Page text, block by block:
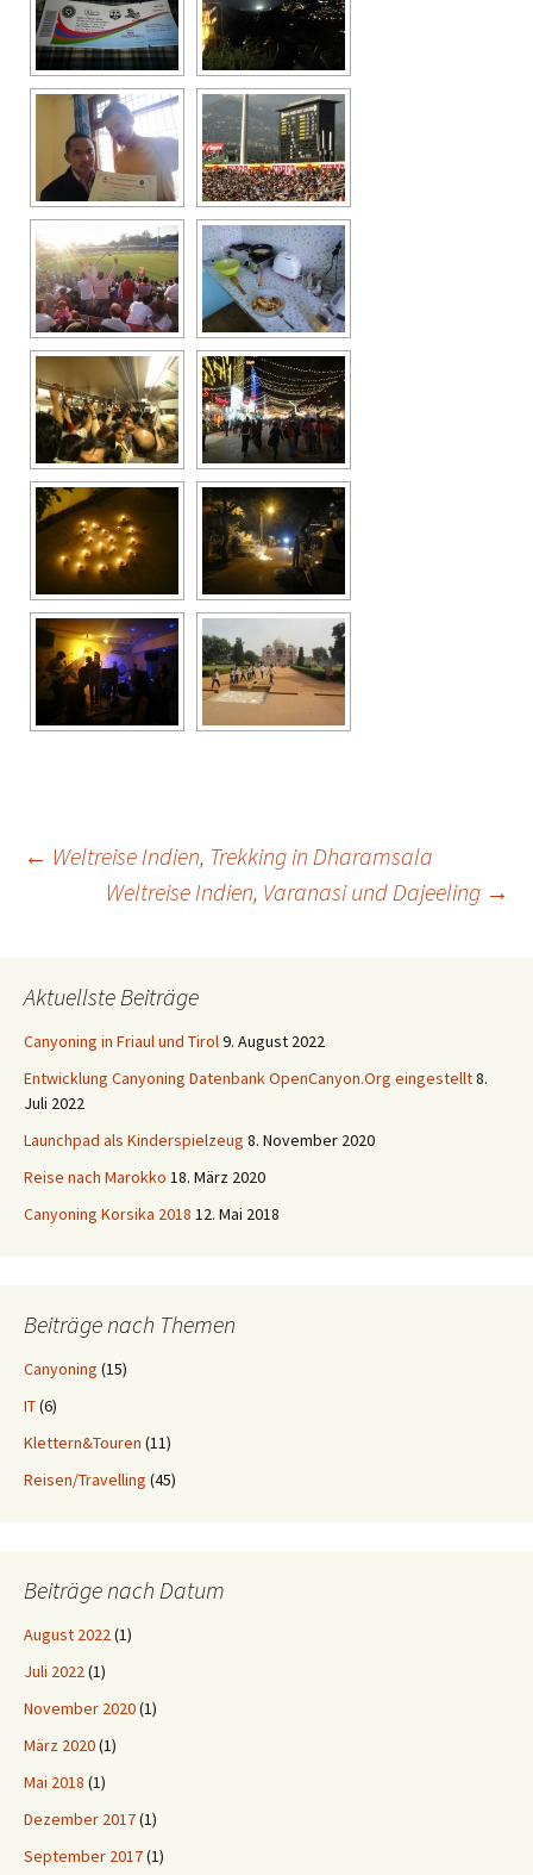
Beitrags-
← Weltreise Indien, Trekking in Dharamsala
Weltreise Indien, Varanasi und Dajeeling →
Aktuellste Beiträge
Canyoning in Friaul und Tirol9. August 2022
Entwicklung Canyoning Datenbank OpenCanyon.Org eingestellt8.
Juli 2022
Launchpad als Kinderspielzeug 8. November 2020
Reise nach Marokko 18. März 2020
Canyoning Korsika 2018 12. Mai 2018
Beiträge nach Themen
Canyoning (15)
IT(6)
Klettern&Touren (11)
Reisen/Travelling (45)
Beiträge nach Datum
August 2022(1)
Juli 2022(1)
November 2020(1)
März 2020(1)
Mai 2018 (1)
Dezember 2017(1)
September 2017(1)